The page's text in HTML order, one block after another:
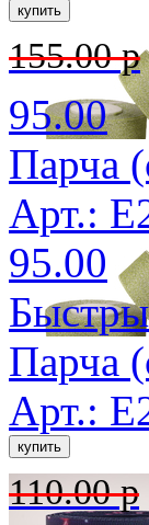
155.00 р
95.00
Парча
Арт.:
95.00
Парча
Арт.:
110.00 р